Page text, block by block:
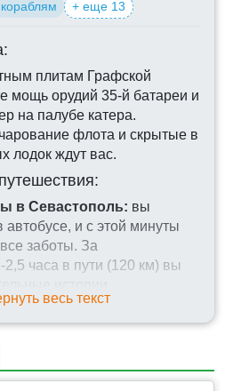
+ еще 13
плитам Графской
мощь орудий 35-й батареи и
на палубе катера.
флота и скрытые в
лодок ждут вас.
в Севастополь: вы
автобусе, и с этой минуты
заботы. За
часа в пути (120 км) вы
остановка.
"35-я Береговая
мемориала героическим
переезд в историческую
весь текст